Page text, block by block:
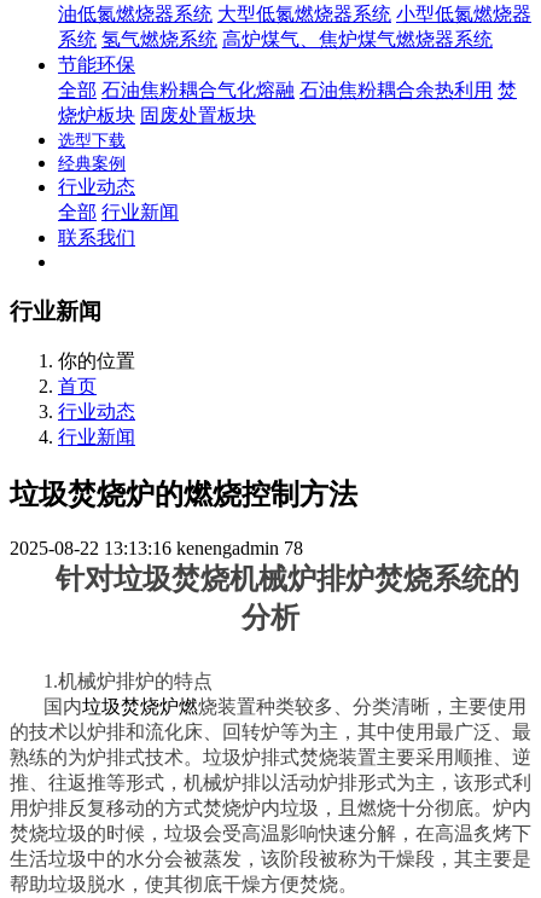
油低氮燃烧器系统 大型低氮燃烧器系统 小型低氮燃烧器
系统 氢气燃烧系统 高炉煤气、焦炉煤气燃烧器系统
节能环保
全部 石油焦粉耦合气化熔融 石油焦粉耦合余热利用 焚
烧炉板块 固废处置板块
选型下载
经典案例
行业动态
全部 行业新闻
联系我们
行业新闻
你的位置
首页
行业动态
行业新闻
垃圾焚烧炉的燃烧控制方法
2025-08-22 13:13:16 kenengadmin 78
针对垃圾焚烧机械炉排炉焚烧系统的
分析
1.机械炉排炉的特点
国内垃圾焚烧炉燃烧装置种类较多、分类清晰，主要使用
的技术以炉排和流化床、回转炉等为主，其中使用最广泛、最
熟练的为炉排式技术。垃圾炉排式焚烧装置主要采用顺推、逆
推、往返推等形式，机械炉排以活动炉排形式为主，该形式利
用炉排反复移动的方式焚烧炉内垃圾，且燃烧十分彻底。炉内
焚烧垃圾的时候，垃圾会受高温影响快速分解，在高温炙烤下
生活垃圾中的水分会被蒸发，该阶段被称为干燥段，其主要是
帮助垃圾脱水，使其彻底干燥方便焚烧。